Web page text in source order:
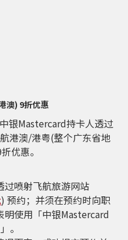
澳) 9折优惠
银Mastercard持卡人透过
港澳/港粤(整个广东省地
优惠。
过喷射飞航旅游网站
) 预约；并须在预约时向职
明使用「中银Mastercard
。